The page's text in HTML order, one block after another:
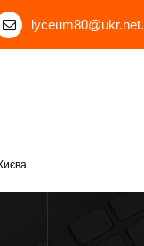
lyceum80@ukr.net.